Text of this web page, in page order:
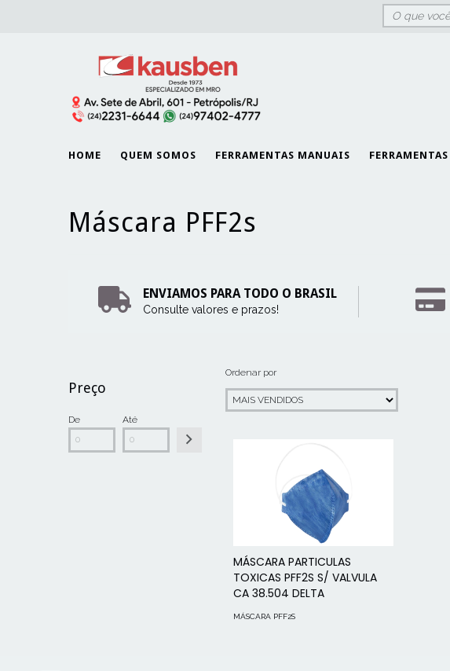
HOME QUEM SOMOS FERRAMENTAS MANUAIS
Máscara PFF2s
ENVIAMOS PARA TODO O BRASIL
Consulte valores e prazos!
Preço
De Até
Ordenar por
MÁSCARA PARTICULAS
TOXICAS PFF2S S/ VALVULA
CA 38.504 DELTA
MÁSCARA PFF2S